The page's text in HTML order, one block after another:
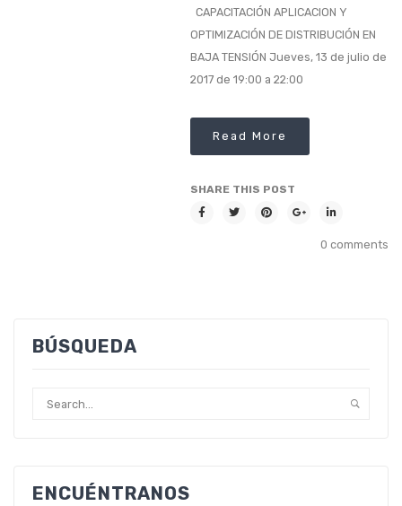
CAPACITACIÓN APLICACION Y
OPTIMIZACIÓN DE DISTRIBUCIÓN EN
BAJA TENSIÓN Jueves, 13 de julio de
2017 de 19:00 a 22:00
Read More
SHARE THIS POST
0 comments
BÚSQUEDA
ENCUÉNTRANOS